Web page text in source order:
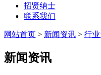
招贤纳士
联系我们
网站首页 > 新闻资讯 > 行
新闻资讯